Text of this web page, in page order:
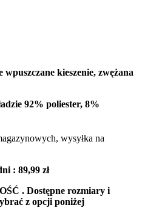
kieszenie, zwężana
92% poliester, 8%
wysyłka na
: 89,99 zł
. Dostępne rozmiary i
z opcji poniżej